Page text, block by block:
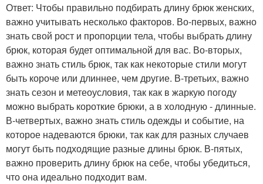
Ответ: Чтобы правильно подбирать длину брюк женских,
важно учитывать несколько факторов. Во-первых, важно
знать свой рост и пропорции тела, чтобы выбрать длину
брюк, которая будет оптимальной для вас. Во-вторых,
важно знать стиль брюк, так как некоторые стили могут
быть короче или длиннее, чем другие. В-третьих, важно
знать сезон и метеоусловия, так как в жаркую погоду
можно выбрать короткие брюки, а в холодную - длинные.
В-четвертых, важно знать стиль одежды и событие, на
которое надеваются брюки, так как для разных случаев
могут быть подходящие разные длины брюк. В-пятых,
важно проверить длину брюк на себе, чтобы убедиться,
что она идеально подходит вам.